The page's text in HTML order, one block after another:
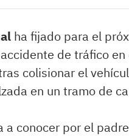
ha fijado para el
de tráfico
colisionar el
en un tramo de
a conocer por el